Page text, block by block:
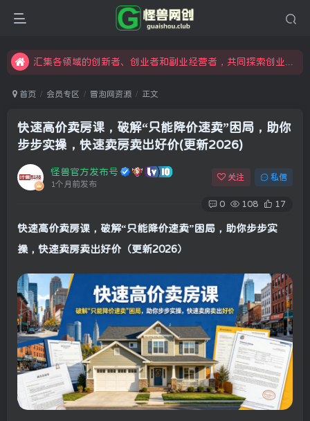
怪兽俱乐部，创业，引流，自媒体，加入怪兽网创成就梦想
首页 会员专区 冒泡网资源 正文
快速高价卖房课，破解“只能降价速卖”困局，助你
步步实操，快速卖房卖出好价(更新2026)
怪兽官方发布号
1个月前发布
关注 私信
0 108 17
快速高价卖房课 ，破解“只能降价速卖”困局，助你步步实
操，快速卖房卖出好价（更新2026）